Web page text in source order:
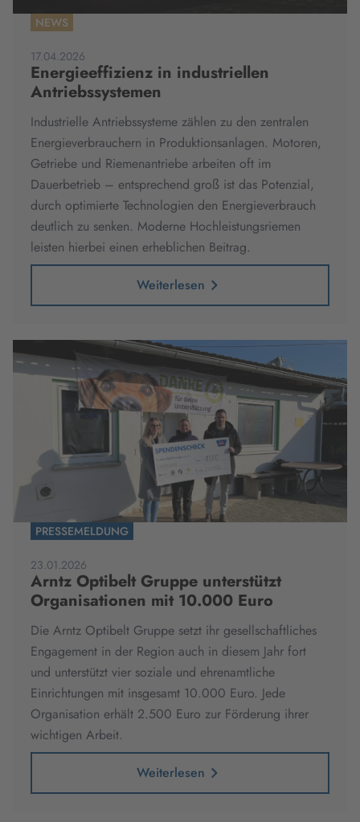
NEWS
17.04.2026
Energieeffizienz in industriellen
Antriebssystemen
Industrielle Antriebssysteme zählen zu den zentralen
Energieverbrauchern in Produktionsanlagen. Motoren,
Getriebe und Riemenantriebe arbeiten oft im
Dauerbetrieb – entsprechend groß ist das Potenzial,
durch optimierte Technologien den Energieverbrauch
deutlich zu senken. Moderne Hochleistungsriemen
leisten hierbei einen erheblichen Beitrag.
Weiterlesen
PRESSEMELDUNG
23.01.2026
Arntz Optibelt Gruppe unterstützt
Organisationen mit 10.000 Euro
Die Arntz Optibelt Gruppe setzt ihr gesellschaftliches
Engagement in der Region auch in diesem Jahr fort
und unterstützt vier soziale und ehrenamtliche
Einrichtungen mit insgesamt 10.000 Euro. Jede
Organisation erhält 2.500 Euro zur Förderung ihrer
wichtigen Arbeit.
Weiterlesen